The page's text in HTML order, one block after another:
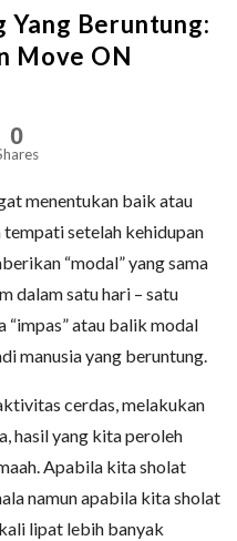
Yang Beruntung:
Move ON
0
menentukan baik atau
setelah kehidupan
“modal” yang sama
dalam satu hari – satu
“impas” atau balik modal
manusia yang beruntung.
cerdas, melakukan
hasil yang kita peroleh
Apabila kita sholat
namun apabila kita sholat
lipat lebih banyak